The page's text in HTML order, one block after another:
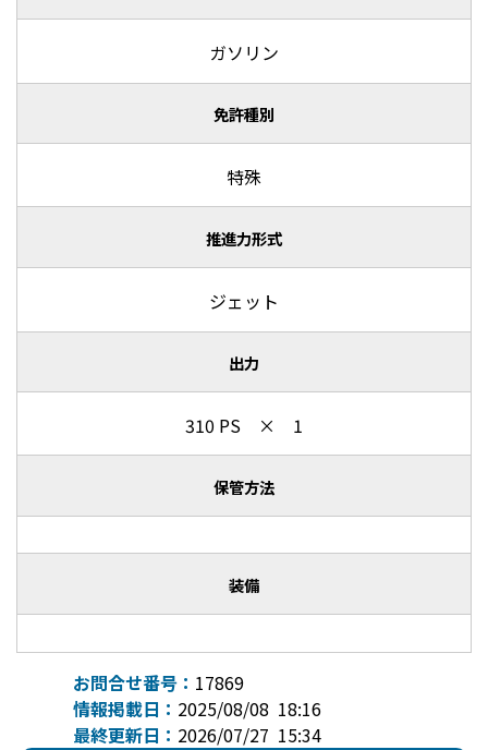
ガソリン
免許種別
特殊
推進力形式
ジェット
出力
310 PS × 1
保管方法
装備
お問合せ番号： 17869
情報掲載日： 2025/08/08 18:16
最終更新日： 2026/07/27 15:34